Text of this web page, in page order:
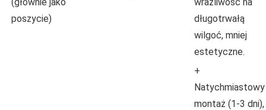
poszycie)
długotrwałą
wilgoć, mniej
estetyczne.
+
Natychmiastowy
montaż (1-3 dni),